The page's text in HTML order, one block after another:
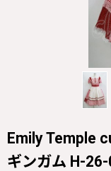
Emily Temple
ギンガム H-